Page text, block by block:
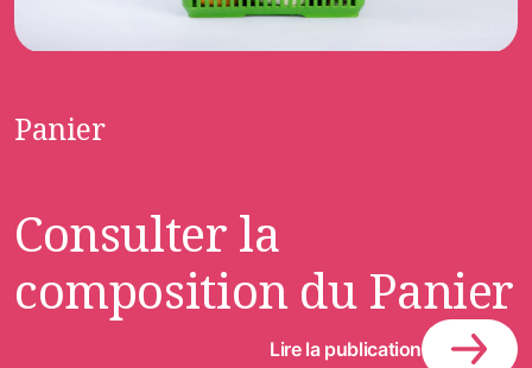
Panier
Consulter la
composition du Panier
Lire la publication